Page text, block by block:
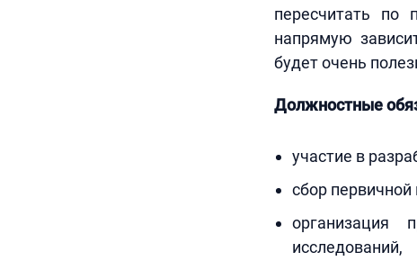
пересчитать по
напрямую
будет очень
Должностные
участие в
сбор
организация